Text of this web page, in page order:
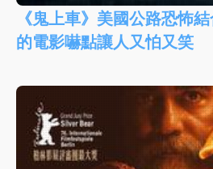
《鬼上車》美國公路恐怖
的電影嚇點讓人又怕又笑